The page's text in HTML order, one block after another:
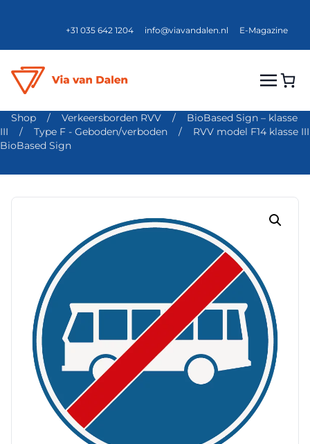
+31 035 642 1204 info@viavandalen.nl E-Magazine
Shop / Verkeersborden RVV /
BioBased Sign – klasse
III
/ Type F - Geboden/verboden /
RVV model F14 klasse III
BioBased Sign